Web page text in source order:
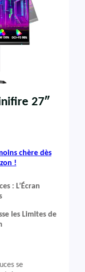
27″
chère dès
!
: L’Écran
les Limites de
se